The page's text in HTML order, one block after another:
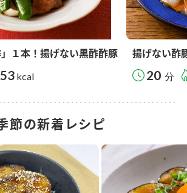
」１本！揚げない黒酢酢豚
kcal
揚げない酢
20 分
節の新着レシピ